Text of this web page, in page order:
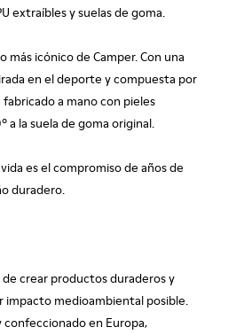
extraíbles y suelas de goma.
más icónico de Camper. Con una
en el deporte y compuesta por
a mano con pieles
a la suela de goma original.
es el compromiso de años de
duradero.
crear productos duraderos y
impacto medioambiental posible.
confeccionado en Europa,